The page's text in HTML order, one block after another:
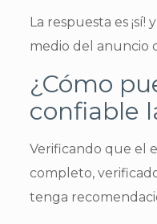
La respuesta es
medio del anuncio
¿Cómo
confiable
Verificando que el
completo,
tenga